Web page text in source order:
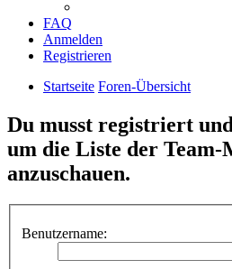
FAQ
Anmelden
Registrieren
Startseite Foren-Übersicht
Du musst registriert
um die Liste der
anzuschauen.
Benutzername: